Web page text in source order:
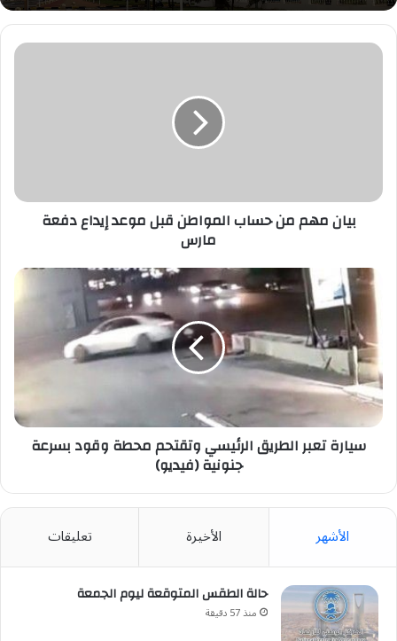
بيان
دفعة
مارسبيان مهم من حساب المواطن قبل موعد إيداع دفعة
مارس
سيارة
تعبر
الطريق
الرئيسي
وتقتحم
محطة
وقود
بسرعة
جنونية
(فيديو)
سيارة تعبر الطريق الرئيسي وتقتحم محطة وقود بسرعة
جنونية (فيديو)
الأشهر الأخيرة تعليقات
حالة الطقس المتوقعة ليوم الجمعة
منذ 57 دقيقة